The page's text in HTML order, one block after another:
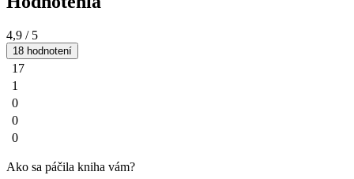
4,9 / 5
18 hodnotení
17
1
0
0
0
Ako sa páčila kniha vám?